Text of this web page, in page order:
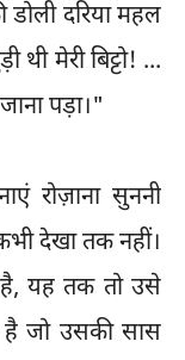
डोली दरिया महल
मेरी बिट्टो! ...
पड़ा।"
रोज़ाना सुननी
देखा तक नहीं।
है, यह तक तो उसे
है जो उसकी सास